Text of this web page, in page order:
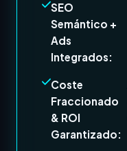
SEO
Semántico +
Ads
Integrados:
Coste
Fraccionado
& ROI
Garantizado: